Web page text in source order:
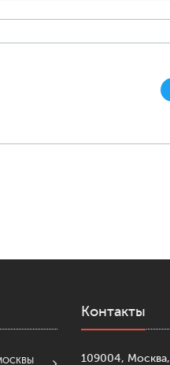
Контакты
109004, Москва,